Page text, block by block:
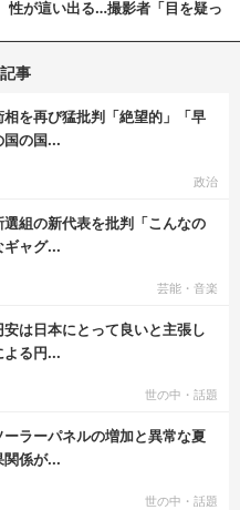
性が這い出る…撮影者「目を疑っ
事
を再び猛批判「絶望的」「早
国の国...
政治
組の新代表を批判「こんなの
ギャグ...
芸能・音楽
は日本にとって良いと主張し
よる円...
世の中・話題
ラーパネルの増加と異常な夏
関係が...
世の中・話題